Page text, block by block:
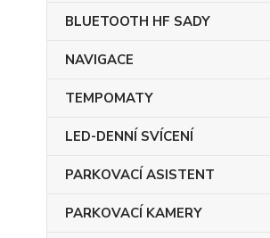
BLUETOOTH HF SADY
NAVIGACE
TEMPOMATY
LED-DENNÍ SVÍCENÍ
PARKOVACÍ ASISTENT
PARKOVACÍ KAMERY